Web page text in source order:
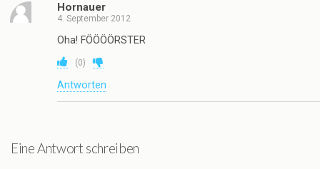
Hornauer
4. September 2012
Oha! FÖÖÖÖRSTER
(0)
Antworten
Eine Antwort schreiben